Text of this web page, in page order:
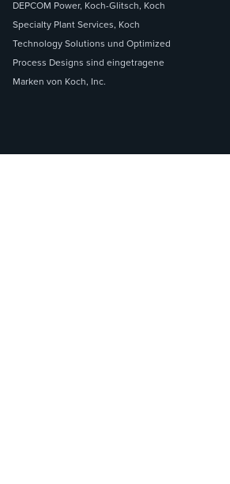
DEPCOM Power, Koch-Glitsch, Koch
Specialty Plant Services, Koch
Technology Solutions und Optimized
Process Designs sind eingetragene
Marken von Koch, Inc.